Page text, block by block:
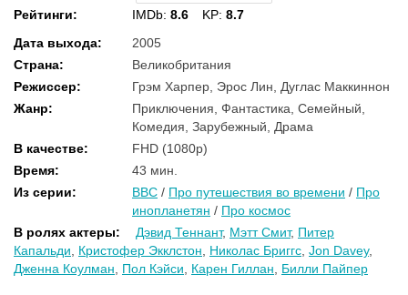
Рейтинги: IMDb: 8.6 KP: 8.7
Дата выхода:
2005
Страна:
Великобритания
Режиссер:
Грэм Харпер, Эрос Лин, Дуглас Маккиннон
Жанр:
Приключения, Фантастика, Семейный,
Комедия, Зарубежный, Драма
В качестве:
FHD (1080p)
Время:
43 мин.
Из серии: BBC / Про путешествия во времени / Про
инопланетян / Про космос
В ролях актеры: Дэвид Теннант, Мэтт Смит, Питер
Капальди
Кристофер Экклстон Николас Бриггс Jon Davey,
Дженна Коулман
Пол Кэйси Карен Гиллан Билли Пайпер